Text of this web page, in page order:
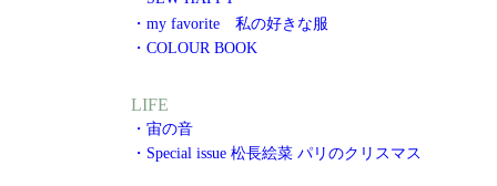
・my favorite 私の好きな服
・COLOUR BOOK
LIFE
・宙の音
・Special issue 松長絵菜 パリのクリスマス